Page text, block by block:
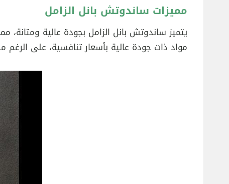
مميزات ساندوتش بانل الزامل
يتميز ساندوتش بانل الزامل بجودة عالية ومتانة،
مواد ذات جودة عالية بأسعار تنافسية، على